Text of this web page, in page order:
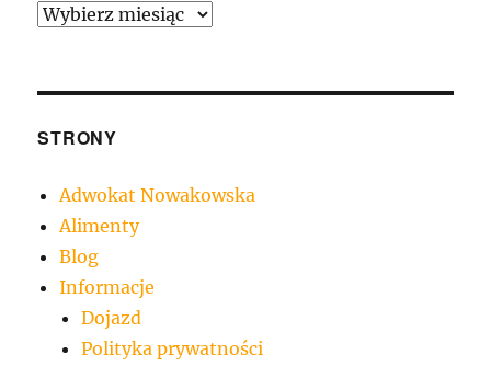
Archiwa
STRONY
Adwokat Nowakowska
Alimenty
Blog
Informacje
Dojazd
Polityka prywatności